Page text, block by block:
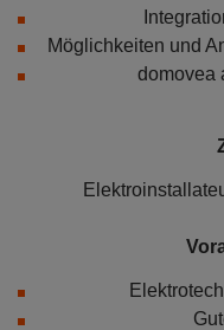
Möglichkeiten und
domovea